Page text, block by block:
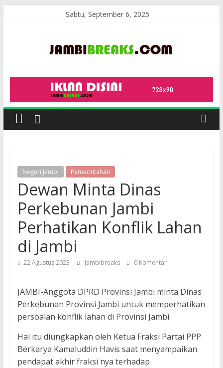
Sabtu, September 6, 2025
JambiBreaks
Negeri Jambi Pemerintahan
Dewan Minta Dinas
Perkebunan Jambi
Perhatikan Konflik Lahan
di Jambi
22 Agustus 2023 Jambibreaks 0 Komentar
JAMBI-Anggota DPRD Provinsi Jambi minta Dinas
Perkebunan Provinsi Jambi untuk memperhatikan
persoalan konflik lahan di Provinsi Jambi.
Hal itu diungkapkan oleh Ketua Fraksi Partai PPP
Berkarya Kamaluddin Havis saat menyampaikan
pendapat akhir fraksi nya terhadap